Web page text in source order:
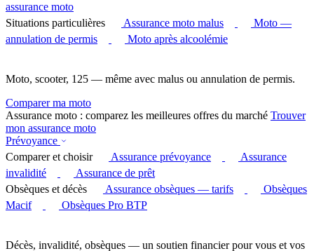
assurance moto
Situations particulières
Assurance moto malus
Moto —
annulation de permis
Moto après alcoolémie
Moto, scooter, 125 — même avec malus ou annulation de permis.
Comparer ma moto
Assurance moto : comparez les meilleures offres du marché Trouver
mon assurance moto
Prévoyance
Comparer et choisir
Assurance prévoyance
Assurance
invalidité
Assurance de prêt
Obsèques et décès
Assurance obsèques — tarifs
Obsèques
Macif
Obsèques Pro BTP
Décès, invalidité, obsèques — un soutien financier pour vous et vos